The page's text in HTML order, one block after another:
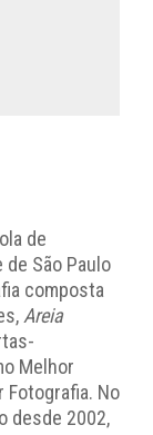
de
São Paulo
composta
Areia
Melhor
Fotografia. No
desde 2002,